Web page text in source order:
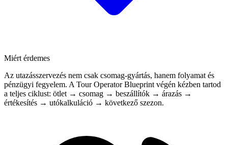
Miért érdemes
Az utazásszervezés nem csak csomag-gyártás, hanem folyamat és
pénzügyi fegyelem. A Tour Operator Blueprint végén kézben tartod
a teljes ciklust: ötlet → csomag → beszállítók → árazás →
értékesítés → utókalkuláció → következő szezon.